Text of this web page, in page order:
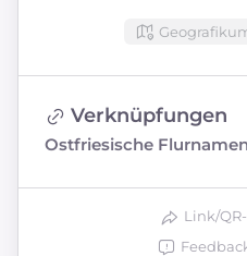
Verknüpfungen
Ostfriesische
Link/